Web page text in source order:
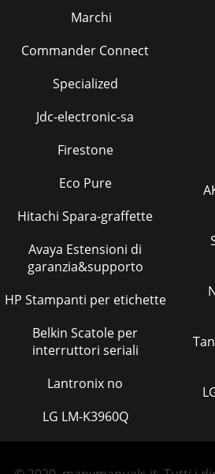
Marchi
Commander Connect
Specialized
Jdc-electronic-sa
Firestone
Eco Pure
Hitachi Spara-graffette
Avaya Estensioni di
garanzia&supporto
HP Stampanti per etichette
Belkin Scatole per
interruttori seriali
Lantronix no
LG LM-K3960Q
AKG PT
Tanaka
LG HBS-A100